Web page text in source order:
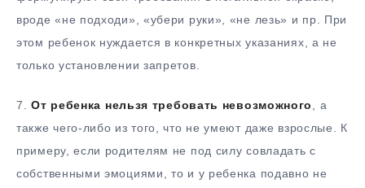
вроде «не подходи», «убери руки», «не лезь» и пр. При
этом ребенок нуждается в конкретных указаниях, а не
только установлении запретов.
7.От ребенка нельзя требовать невозможного
, а
также чего-либо из того, что не умеют даже взрослые. К
примеру, если родителям не под силу совладать с
собственными эмоциями, то и у ребенка подавно не